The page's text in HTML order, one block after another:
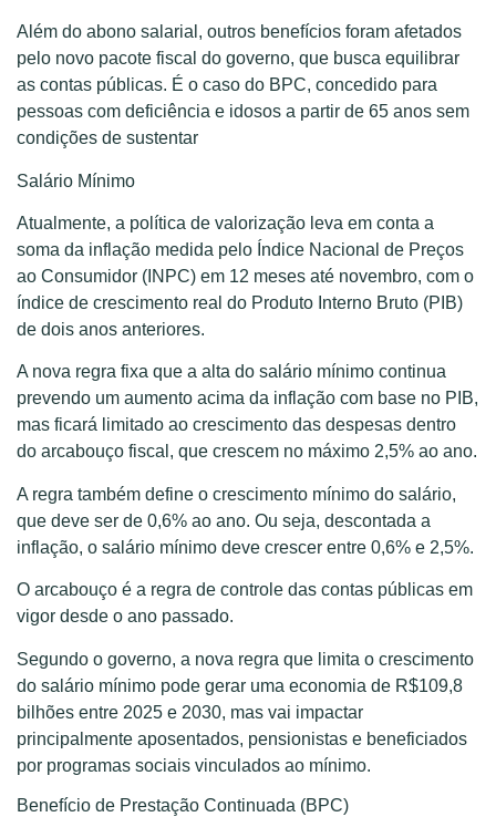
Além do abono salarial, outros benefícios foram afetados
pelo novo pacote fiscal do governo, que busca equilibrar
as contas públicas. É o caso do BPC, concedido para
pessoas com deficiência e idosos a partir de 65 anos sem
condições de sustentar
Salário Mínimo
Atualmente, a política de valorização leva em conta a
soma da inflação medida pelo Índice Nacional de Preços
ao Consumidor (INPC) em 12 meses até novembro, com o
índice de crescimento real do Produto Interno Bruto (PIB)
de dois anos anteriores.
A nova regra fixa que a alta do salário mínimo continua
prevendo um aumento acima da inflação com base no PIB,
mas ficará limitado ao crescimento das despesas dentro
do arcabouço fiscal, que crescem no máximo 2,5% ao ano.
A regra também define o crescimento mínimo do salário,
que deve ser de 0,6% ao ano. Ou seja, descontada a
inflação, o salário mínimo deve crescer entre 0,6% e 2,5%.
O arcabouço é a regra de controle das contas públicas em
vigor desde o ano passado.
Segundo o governo, a nova regra que limita o crescimento
do salário mínimo pode gerar uma economia de R$109,8
bilhões entre 2025 e 2030, mas vai impactar
principalmente aposentados, pensionistas e beneficiados
por programas sociais vinculados ao mínimo.
Benefício de Prestação Continuada (BPC)